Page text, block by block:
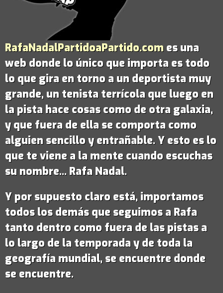
RafaNadalPartidoaPartido.com es una
web donde lo único que importa es todo
lo que gira en torno a un deportista muy
grande, un tenista terrícola que luego en
la pista hace cosas como de otra galaxia,
y que fuera de ella se comporta como
alguien sencillo y entrañable. Y esto es lo
que te viene a la mente cuando escuchas
su nombre... Rafa Nadal.
Y por supuesto claro está, importamos
todos los demás que seguimos a Rafa
tanto dentro como fuera de las pistas a
lo largo de la temporada y de toda la
geografía mundial, se encuentre donde
se encuentre.